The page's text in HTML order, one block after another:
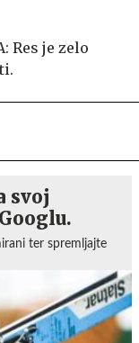
Res je zelo
svoj
ter spremljajte